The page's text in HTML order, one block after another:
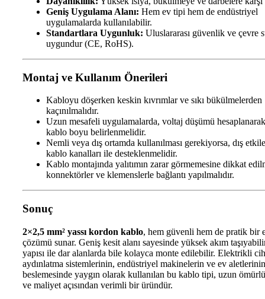
Geniş Uygulama Alanı: Hem ev tipi hem de endüstriyel
uygulamalarda kullanılabilir.
Standartlara Uygunluk: Uluslararası güvenlik ve çevre
uygundur (CE, RoHS).
Montaj ve Kullanım Önerileri
Kabloyu döşerken keskin kıvrımlar ve sıkı bükülmelerden
kaçınılmalıdır.
Uzun mesafeli uygulamalarda, voltaj düşümü
kablo boyu belirlenmelidir.
Nemli veya dış ortamda kullanılması gerekiyorsa, dış
kablo kanalları ile desteklenmelidir.
Kablo montajında yalıtımın zarar görmemesine dikkat
konnektörler ve klemenslerle bağlantı yapılmalıdır.
Sonuç
2×2,5 mm² yassı kordon kablo, hem güvenli hem de pratik bir
çözümü sunar. Geniş kesit alanı sayesinde yüksek akım
yapısı ile dar alanlarda bile kolayca monte edilebilir. Elektrikli
aydınlatma sistemlerinin, endüstriyel makinelerin ve ev aletlerinin
beslemesinde yaygın olarak kullanılan bu kablo tipi, uzun
ve maliyet açısından verimli bir üründür.